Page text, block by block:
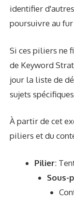
identifier
poursuivre au
Si ces piliers ne
de Keyword
jour la liste de
sujets
À partir de cet
piliers et du
Pilier:
Sous-